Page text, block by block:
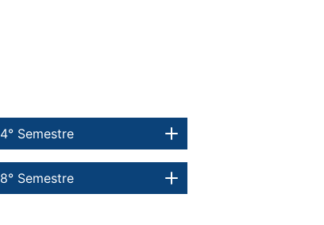
8° Semestre
4° Semestre